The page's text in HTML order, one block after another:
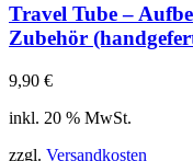
Travel Tube –
Zubehör
9,90 €
inkl. 20 % MwSt.
zzgl. Versandkosten